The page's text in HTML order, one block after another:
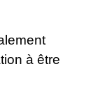
à être